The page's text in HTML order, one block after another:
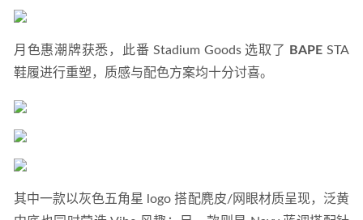
月色惠潮牌获悉，此番 Stadium Goods 选取了 BAPE STA
鞋履进行重塑，质感与配色方案均十分讨喜。
其中一款以灰色五角星 logo 搭配麂皮/网眼材质呈现，泛黄
02-23
条纹上衣搭配黑色休闲裤 出门上街休闲搭配
dunk蓝白皮革白藏青深度测评 货号DD1391-400
抢！